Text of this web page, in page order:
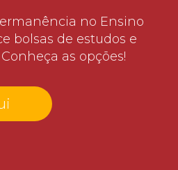
no Ensino
bolsas de estudos e
as opções!